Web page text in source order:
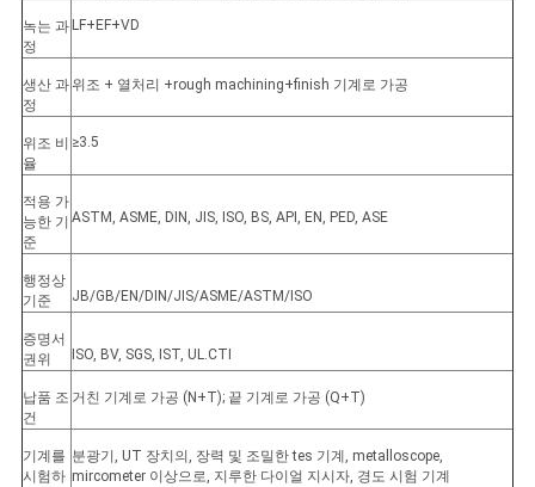
녹는 과
정
LF+EF+VD
생산 과
정
위조 + 열처리 +rough machining+finish 기계로 가공
위조 비
율
≥3.5
적용 가
능한 기
준
ASTM, ASME, DIN, JIS, ISO, BS, API, EN, PED, ASE
행정상
기준
JB/GB/EN/DIN/JIS/ASME/ASTM/ISO
증명서
권위
ISO, BV, SGS, IST, UL.CTI
납품 조
건
거친 기계로 가공 (N+T); 끝 기계로 가공 (Q+T)
기계를
시험하
분광기, UT 장치의, 장력 및 조밀한 tes 기계, metalloscope,
mircometer 이상으로, 지루한 다이얼 지시자, 경도 시험 기계